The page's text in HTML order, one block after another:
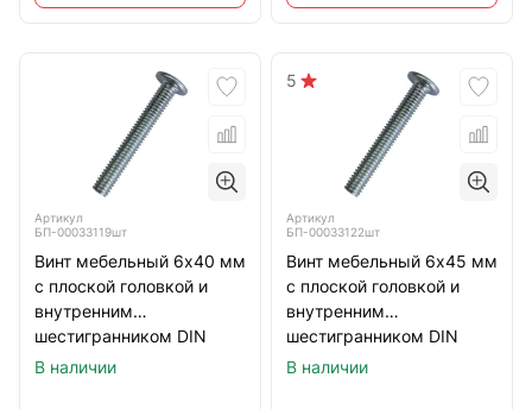
Артикул
БП-00033119шт
Винт мебельный 6х40 мм
с плоской головкой и
внутренним
шестигранником DIN
7420, оцинкованный
В наличии
5
Артикул
БП-00033122шт
Винт мебельный 6х45 мм
с плоской головкой и
внутренним
шестигранником DIN
7420, оцинкованный
В наличии